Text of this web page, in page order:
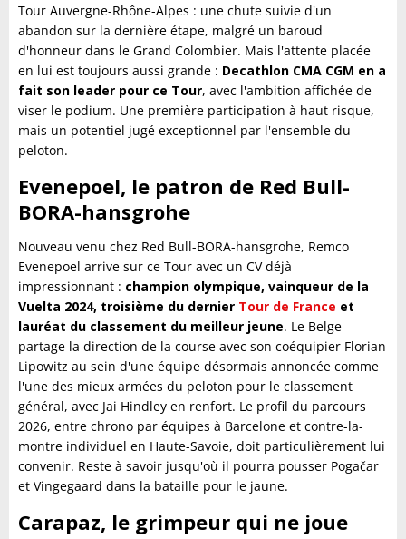
Tour Auvergne-Rhône-Alpes : une chute suivie d'un
abandon sur la dernière étape, malgré un baroud
d'honneur dans le Grand Colombier. Mais l'attente placée
en lui est toujours aussi grande : Decathlon CMA CGM en a
fait son leader pour ce Tour, avec l'ambition affichée de
viser le podium. Une première participation à haut risque,
mais un potentiel jugé exceptionnel par l'ensemble du
peloton.
Evenepoel, le patron de Red Bull-
BORA-hansgrohe
Nouveau venu chez Red Bull-BORA-hansgrohe, Remco
Evenepoel arrive sur ce Tour avec un CV déjà
impressionnant : champion olympique, vainqueur de la
Vuelta 2024, troisième du dernier Tour de France et
lauréat du classement du meilleur jeune. Le Belge
partage la direction de la course avec son coéquipier Florian
Lipowitz au sein d'une équipe désormais annoncée comme
l'une des mieux armées du peloton pour le classement
général, avec Jai Hindley en renfort. Le profil du parcours
2026, entre chrono par équipes à Barcelone et contre-la-
montre individuel en Haute-Savoie, doit particulièrement lui
convenir. Reste à savoir jusqu'où il pourra pousser Pogačar
et Vingegaard dans la bataille pour le jaune.
Carapaz, le grimpeur qui ne joue